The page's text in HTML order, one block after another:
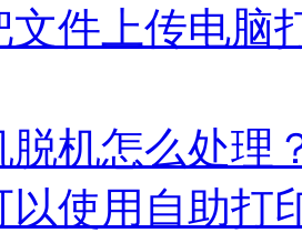
文件上传电脑
脱机怎么处理
以使用自助打